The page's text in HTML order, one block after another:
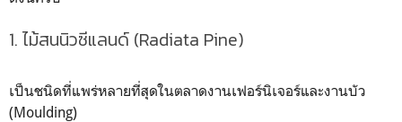
1. ไม้สนนิวซีแลนด์ (Radiata Pine)
เป็นชนิดที่แพร่หลายที่สุดในตลาดงานเฟอร์นิเจอร์และงานบัว
(Moulding)